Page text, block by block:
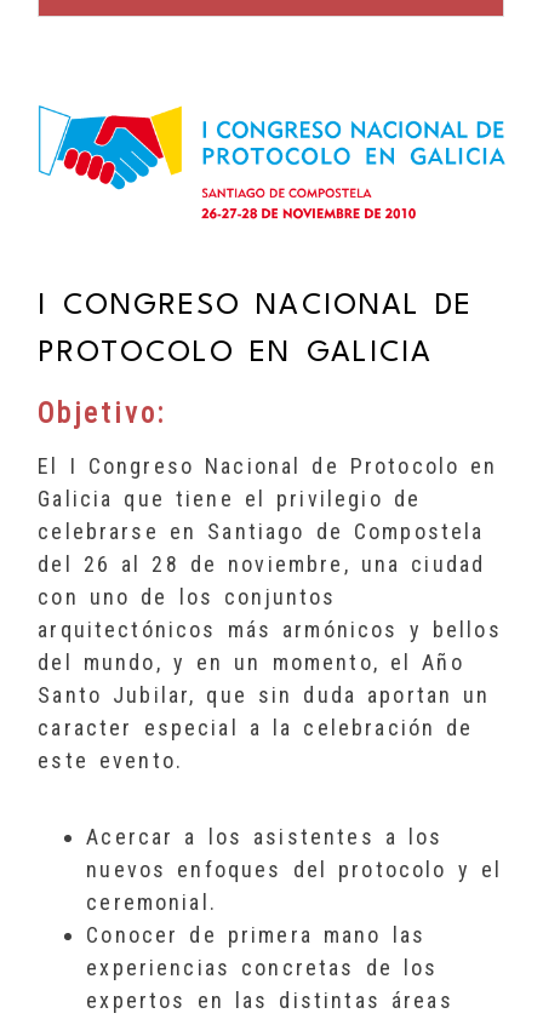
I CONGRESO NACIONAL DE
PROTOCOLO EN GALICIA
Objetivo:
El I Congreso Nacional de Protocolo en
Galicia que tiene el privilegio de
celebrarse en Santiago de Compostela
del 26 al 28 de noviembre, una ciudad
con uno de los conjuntos
arquitectónicos más armónicos y bellos
del mundo, y en un momento, el Año
Santo Jubilar, que sin duda aportan un
caracter especial a la celebración de
este evento.
Acercar a los asistentes a los
nuevos enfoques del protocolo y el
ceremonial.
Conocer de primera mano las
experiencias concretas de los
expertos en las distintas áreas